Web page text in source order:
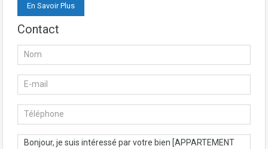
En Savoir Plus
Contact